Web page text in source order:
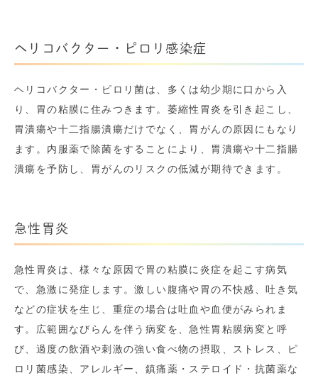
ヘリコバクター・ピロリ感染症
ヘリコバクター・ピロリ菌は、多くは幼少期に口から入
り、胃の粘膜に住みつきます。萎縮性胃炎を引き起こし、
胃潰瘍や十二指腸潰瘍だけでなく、胃がんの原因にもなり
ます。内服薬で除菌をすることにより、胃潰瘍や十二指腸
潰瘍を予防し、胃がんのリスクの低減が期待できます。
急性胃炎
急性胃炎は、様々な原因で胃の粘膜に炎症を起こす病気
で、急激に発症します。激しい腹痛や胃の不快感、吐き気
などの症状を生じ、重症の場合は吐血や血便がみられま
す。広範囲なびらんを伴う病変を、急性胃粘膜病変と呼
び、過度の飲酒や刺激の強い食べ物の摂取、ストレス、ピ
ロリ菌感染、アレルギー、鎮痛薬・ステロイド・抗菌薬な